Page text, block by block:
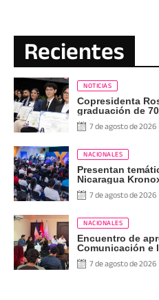
Recientes
NOTICIAS
Copresidenta
graduación de
Pueblo Presidente
7 de agosto de 2026
NACIONALES
Presentan
Nicaragua
Más Allá!
7 de agosto de 2026
NACIONALES
Encuentro de
Comunicación e
7 de agosto de 2026